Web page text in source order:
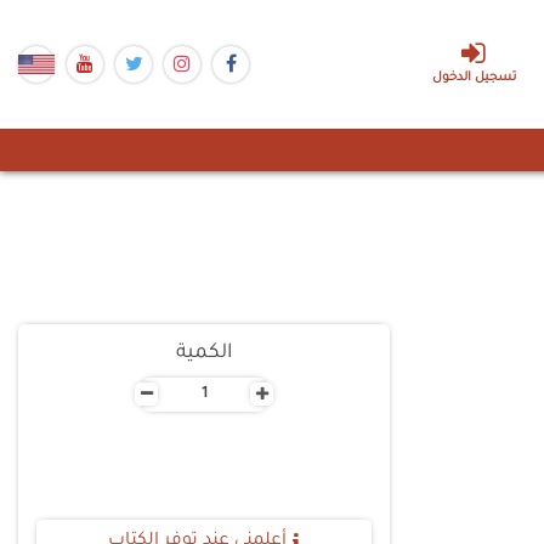
تسجيل الدخول
الكمية
- +